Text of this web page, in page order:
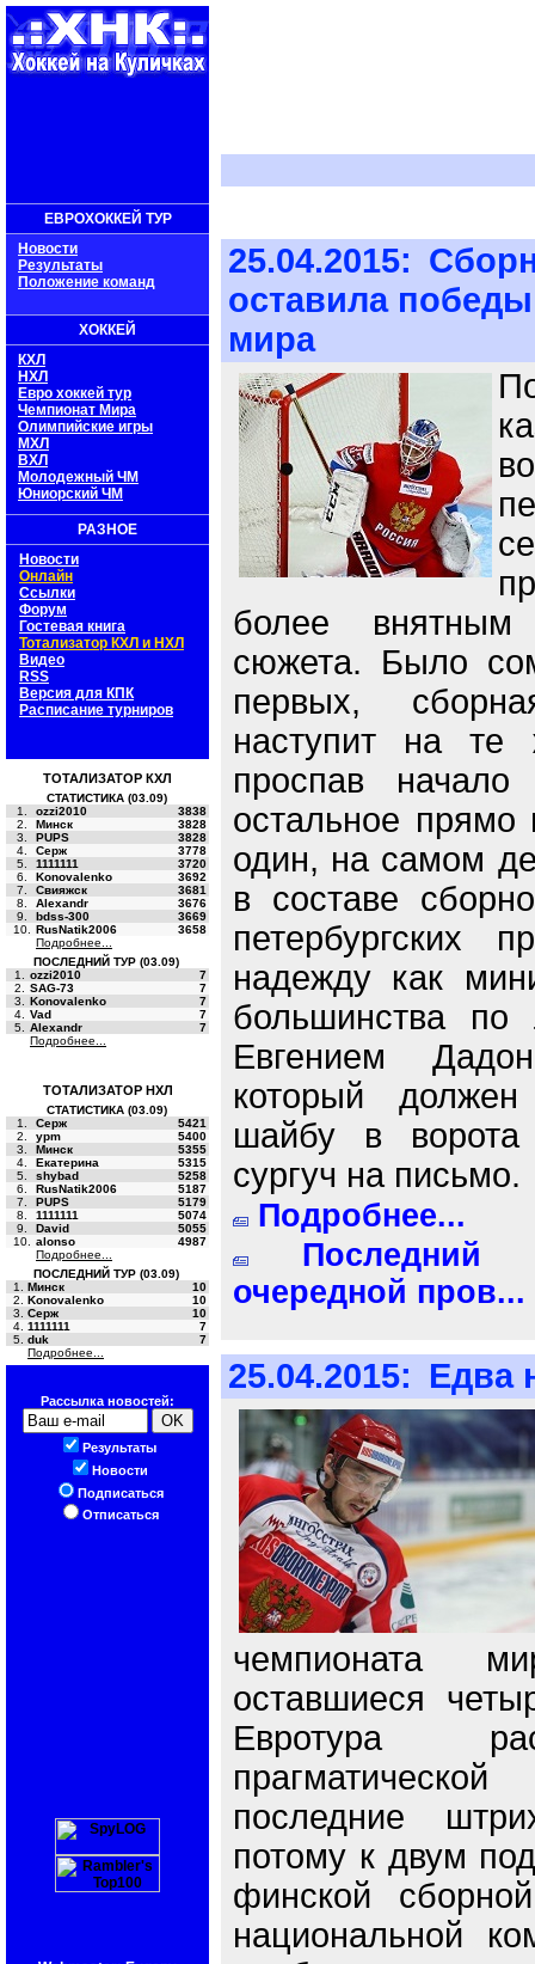
ЕВРОХОККЕЙ ТУР
Новости
Результаты
Положение команд
ХОККЕЙ
КХЛ
НХЛ
Евро хоккей тур
Чемпионат Мира
Олимпийские игры
МХЛ
ВХЛ
Молодежный ЧМ
Юниорский ЧМ
РАЗНОЕ
Новости
Онлайн
Ссылки
Форум
Гостевая книга
Тотализатор КХЛ и НХЛ
Видео
RSS
Версия для КПК
Расписание турниров
ТОТАЛИЗАТОР КХЛ
СТАТИСТИКА (03.09)
1.
ozzi2010
3838
2.
Минск
3828
3.
PUPS
3828
4.
Серж
3778
5.
1111111
3720
6.
Konovalenko
3692
7.
Свияжск
3681
8.
Alexandr
3676
9.
bdss-300
3669
10.
RusNatik2006
3658
Подробнее...
ПОСЛЕДНИЙ ТУР (03.09)
1.
ozzi2010
7
2.
SAG-73
7
3.
Konovalenko
7
4.
Vad
7
5.
Alexandr
7
Подробнее...
ТОТАЛИЗАТОР НХЛ
СТАТИСТИКА (03.09)
1.
Серж
5421
2.
ypm
5400
3.
Минск
5355
4.
Екатерина
5315
5.
shybad
5258
6.
RusNatik2006
5187
7.
PUPS
5179
8.
1111111
5074
9.
David
5055
10.
alonso
4987
Подробнее...
ПОСЛЕДНИЙ ТУР (03.09)
1.
Минск
10
2.
Konovalenko
10
3.
Серж
10
4. 1111111
7
5.
duk
7
Подробнее...
Рассылка новостей:
Результаты
Новости
Подписаться
Отписаться
25.04.2015:
оставила
мира
более
сюжета. Было
первых,
наступит на
проспав
остальное прямо
один, на самом
в составе
петербургских
надежду как
большинства
Евгением
который
шайбу в ворота
сургуч на письмо.
Подробнее...
Последний
очередной пров...
25.04.2015: Едва
чемпионата
оставшиеся
Евротура
последние
потому к двум
финской
национальной